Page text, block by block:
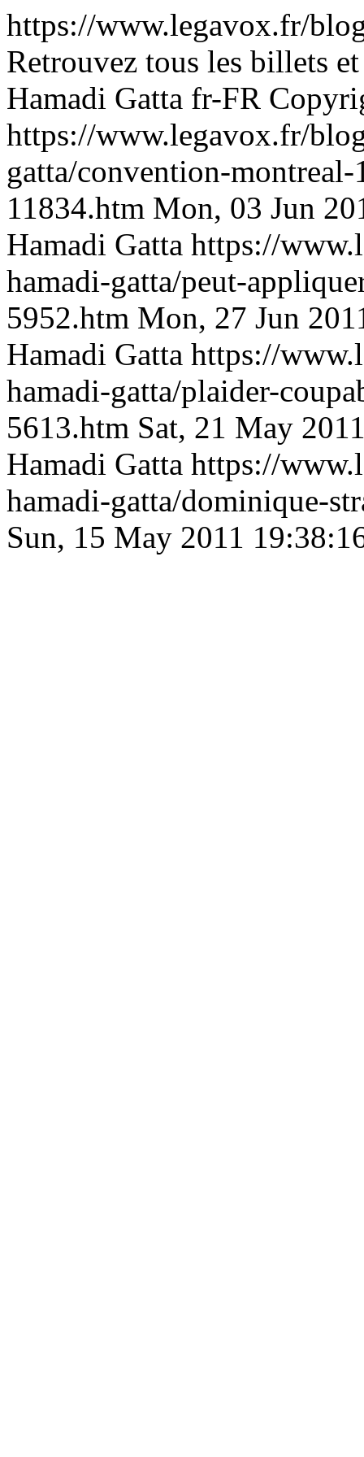
https://www.legavox.fr/
Retrouvez tous les billets
Hamadi Gatta fr-FR
https://www.legavox.fr/
gatta/convention-
11834.htm Mon, 03 Jun
Hamadi Gatta https://
hamadi-gatta/peut-
5952.htm Mon, 27 Jun
Hamadi Gatta https://
hamadi-gatta/plaider-
5613.htm Sat, 21 May
Hamadi Gatta https://
hamadi-gatta/dominique-
Sun, 15 May 2011